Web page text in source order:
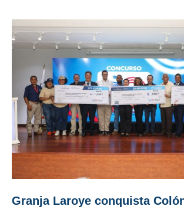
Granja Laroye conquista